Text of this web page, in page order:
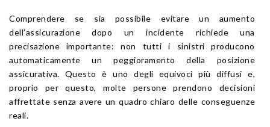
Comprendere se sia possibile evitare un aumento
dell’assicurazione dopo un incidente richiede una
precisazione importante: non tutti i sinistri producono
automaticamente un peggioramento della posizione
assicurativa. Questo è uno degli equivoci più diffusi e,
proprio per questo, molte persone prendono decisioni
affrettate senza avere un quadro chiaro delle conseguenze
reali.